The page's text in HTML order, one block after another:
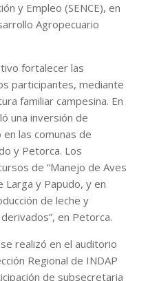
y Empleo (SENCE), en
Agropecuario
fortalecer las
participantes, mediante
familiar campesina. En
una inversión de
las comunas de
y Petorca. Los
de “Manejo de Aves
Larga y Papudo, y en
de leche y
en Petorca.
realizó en el auditorio
Regional de INDAP
de subsecretaria